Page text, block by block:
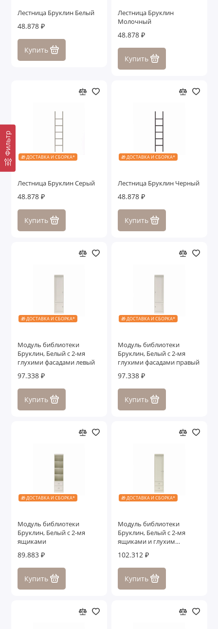
Фильтр
Лестница Бруклин Белый
48.878 ₽
Купить
Лестница Бруклин
Молочный
48.878 ₽
Купить
🎁 ДОСТАВКА И СБОРКА*
Лестница Бруклин Серый
48.878 ₽
Купить
🎁 ДОСТАВКА И СБОРКА*
Лестница Бруклин Черный
48.878 ₽
Купить
🎁 ДОСТАВКА И СБОРКА*
Модуль библиотеки
Бруклин, Белый с 2-мя
глухими фасадами левый
97.338 ₽
Купить
🎁 ДОСТАВКА И СБОРКА*
Модуль библиотеки
Бруклин, Белый с 2-мя
глухими фасадами правый
97.338 ₽
Купить
🎁 ДОСТАВКА И СБОРКА*
Модуль библиотеки
Бруклин, Белый с 2-мя
ящиками
89.883 ₽
Купить
🎁 ДОСТАВКА И СБОРКА*
Модуль библиотеки
Бруклин, Белый с 2-мя
ящиками и глухим
102.312 ₽
Купить